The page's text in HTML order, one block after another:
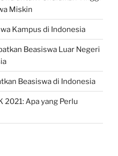
Miskin
Kampus di Indonesia
Beasiswa Luar Negeri
Beasiswa di Indonesia
2021: Apa yang Perlu